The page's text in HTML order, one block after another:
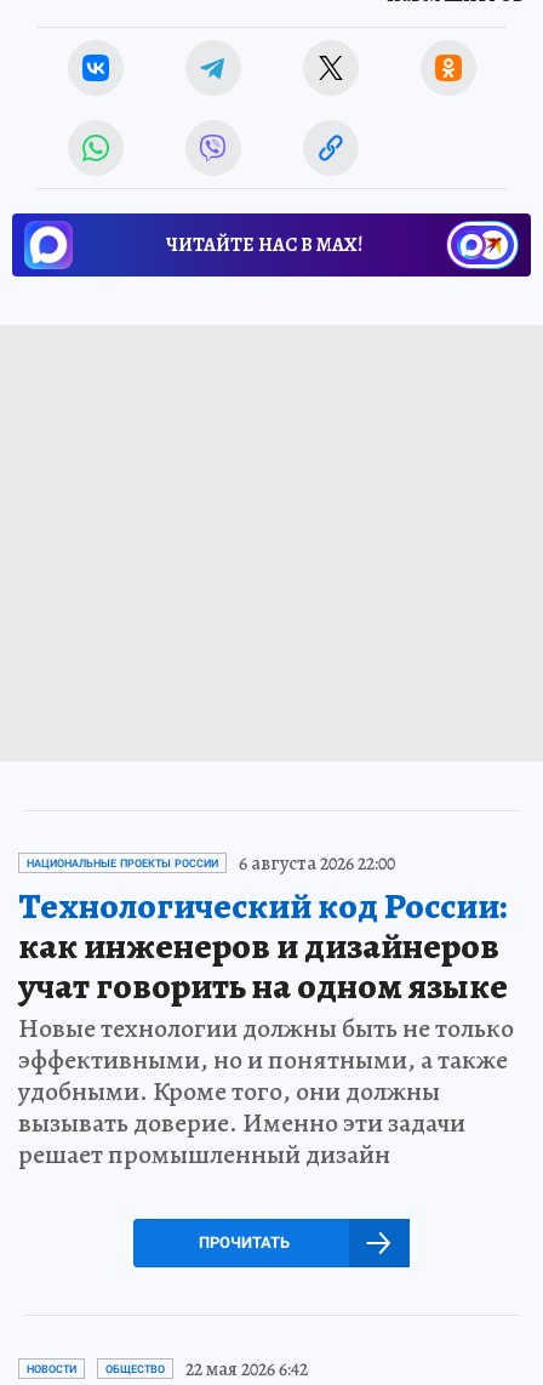
ЧИТАЙТЕ НАС В МАХ!
НАЦИОНАЛЬНЫЕ ПРОЕКТЫ РОССИИ 6 августа 2026 22:00
Технологический код России:
как инженеров и дизайнеров
учат говорить на одном языке
Новые технологии должны быть не только
эффективными, но и понятными, а также
удобными. Кроме того, они должны
вызывать доверие. Именно эти задачи
решает промышленный дизайн
ПРОЧИТАТЬ
НОВОСТИ ОБЩЕСТВО 22 мая 2026 6:42